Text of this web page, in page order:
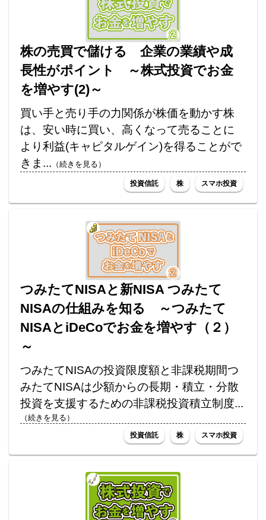
株の売買で儲ける 企業の業績や成
長性がポイント ～株式投資でお金
を増やす(2)～
買い手と売り手の力関係が株価を動かす株
は、安い時に買い、高くなって売ることに
より利益(キャピタルゲイン)を得ることがで
きま... （続きを見る）
投資信託 株 スマホ投資
つみたてNISAと新NISA つみたて
NISAの仕組みを知る ～つみたて
NISAとiDeCoでお金を増やす（２）
～
つみたてNISAの投資限度額と非課税期間つ
みたてNISAは少額からの長期・積立・分散
投資を支援するための非課税投資積立制度...
（続きを見る）
投資信託 株 スマホ投資